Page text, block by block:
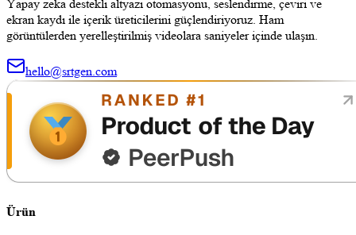
Yapay zeka destekli altyazı otomasyonu, seslendirme, çeviri ve
ekran kaydı ile içerik üreticilerini güçlendiriyoruz. Ham
görüntülerden yerelleştirilmiş videolara saniyeler içinde ulaşın.
hello@srtgen.com
Ürün